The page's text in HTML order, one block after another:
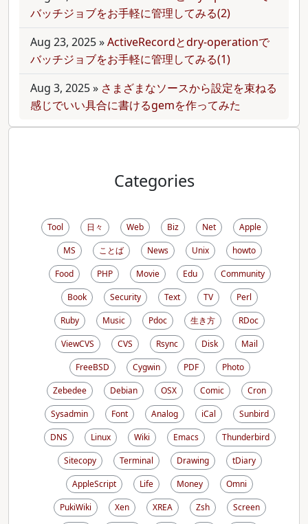
バッチジョブをお手軽に管理してみる(2)
Aug 23, 2025»ActiveRecordとdry-operationで
バッチジョブをお手軽に管理してみる(1)
Aug 3, 2025» さまざまなソースから設定を束ねる
感じでいい具合に書けるgemを作ってみた
Categories
Tool 日々 Web Biz Net
Apple
MS
ことば News Unix
howto
Food
PHP Movie Edu
Community
Book
Security Text TV
Perl
Ruby
Music Pdoc 生き方
RDoc
ViewCVS
CVS Rsync Disk
Mail
FreeBSD
Cygwin PDF
Photo
Zebedee
Debian OSX Comic
Cron
Sysadmin
Font Analog iCal
Sunbird
DNS
Linux Wiki Emacs
Thunderbird
Sitecopy
Terminal Drawing
tDiary
AppleScript
Life Money
Omni
PukiWiki
Xen XREA Zsh
Screen